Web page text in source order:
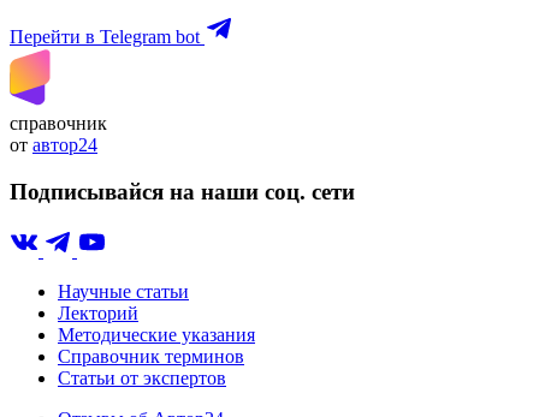
Перейти в Telegram bot
справочник
от автор24
Подписывайся на наши соц. сети
Научные статьи
Лекторий
Методические указания
Справочник терминов
Статьи от экспертов